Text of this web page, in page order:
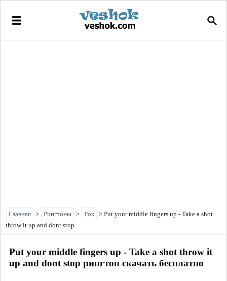
Главная > Рингтоны > Рок > Put your middle fingers up - Take a shot
throw it up and dont stop
Put your middle fingers up - Take a shot throw it
up and dont stop рингтон скачать бесплатно